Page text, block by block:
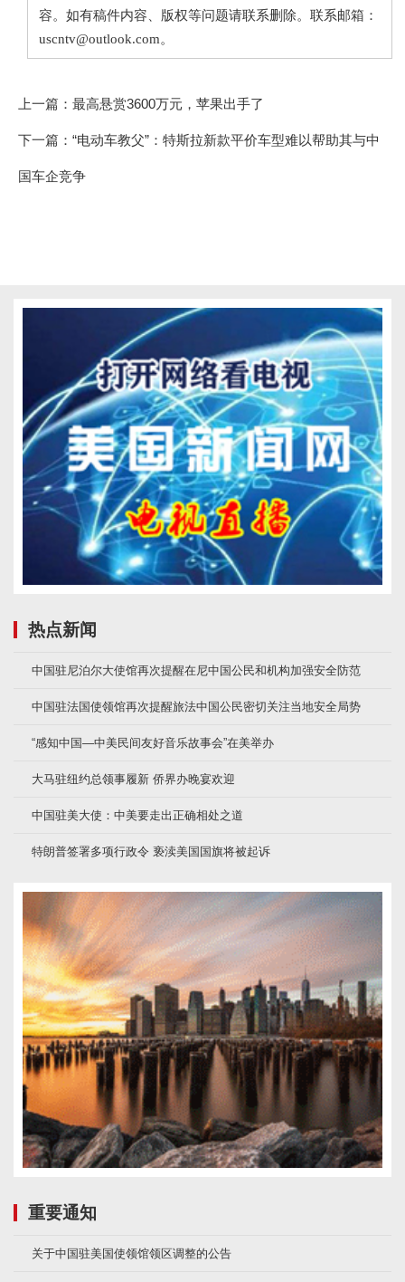
容。如有稿件内容、版权等问题请联系删除。联系邮箱：
uscntv@outlook.com。
上一篇： 最高悬赏3600万元，苹果出手了
下一篇： “电动车教父”：特斯拉新款平价车型难以帮助其与中
国车企竞争
热点新闻
中国驻尼泊尔大使馆再次提醒在尼中国公民和机构加强安全防范
中国驻法国使领馆再次提醒旅法中国公民密切关注当地安全局势
“感知中国—中美民间友好音乐故事会”在美举办
大马驻纽约总领事履新 侨界办晚宴欢迎
中国驻美大使：中美要走出正确相处之道
特朗普签署多项行政令 亵渎美国国旗将被起诉
重要通知
关于中国驻美国使领馆领区调整的公告